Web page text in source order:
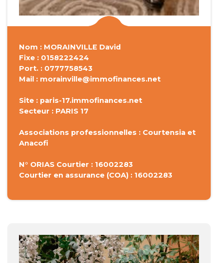
Nom : MORAINVILLE David
Fixe : 0158222424
Port. : 0777758543
Mail : morainville@immofinances.net
Site : paris-17.immofinances.net
Secteur : PARIS 17
Associations professionnelles : Courtensia et
Anacofi
N° ORIAS Courtier : 16002283
Courtier en assurance (COA) : 16002283